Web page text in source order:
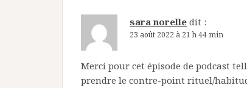
sara norelle dit :
23 août 2022 à 21 h 44 min
Merci pour cet épisode de podcast
prendre le contre-point rituel/